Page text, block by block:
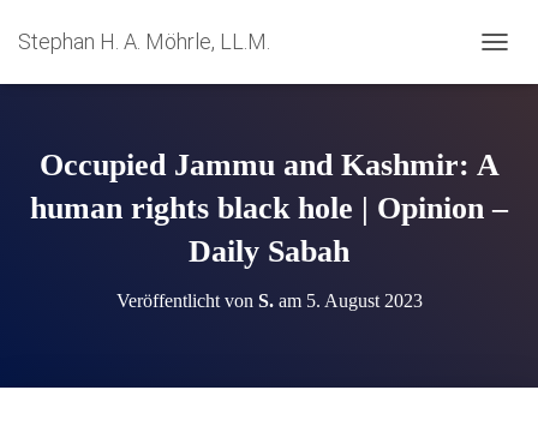
Stephan H. A. Möhrle, LL.M.
A
A
Occupied Jammu and Kashmir: A
human rights black hole | Opinion –
Daily Sabah
Veröffentlicht von S.am 5. August 2023